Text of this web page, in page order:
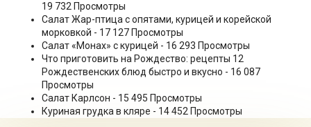
19 732 Просмотры
Салат Жар-птица с опятами, курицей и корейской
морковкой - 17 127 Просмотры
Салат «Монах» с курицей - 16 293 Просмотры
Что приготовить на Рождество: рецепты 12
Рождественских блюд быстро и вкусно - 16 087
Просмотры
Салат Карлсон - 15 495 Просмотры
Куриная грудка в кляре - 14 452 Просмотры